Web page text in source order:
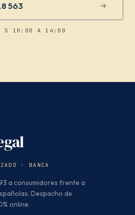
563
S 10:00 A 14:00
· BANCA
a consumidores frente a
Despacho de
online.